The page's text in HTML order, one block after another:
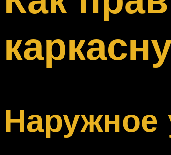
Наружное